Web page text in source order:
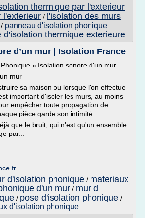
thermique par l'exterieur
l'exterieur / l'isolation des murs
/ panneau d'isolation phonique
d'isolation thermique exterieure
d’un mur | Isolation France
» Isolation sonore d'un mur
mur
sa maison ou lorsque l'on effectue
important d'isoler les murs, au moins
empêcher toute propagation de
pièce garde son intimité.
que le bruit, qui n'est qu'un ensemble
par...
d'isolation phonique / materiaux
d'un mur / mur d
/ pose d'isolation phonique /
d'isolation phonique